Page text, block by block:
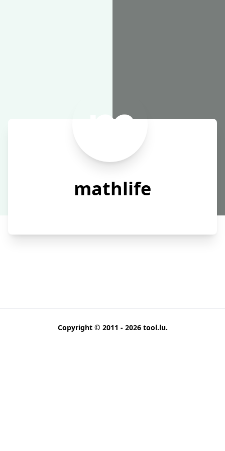
mathlife
Copyright © 2011 - 2026 tool.lu.